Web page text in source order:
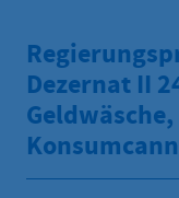
Dezernat II
Geldwäsche,